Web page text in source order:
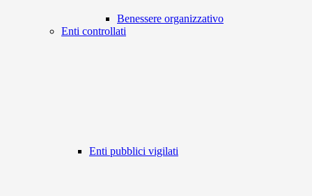
Benessere organizzativo
Enti controllati
Enti pubblici vigilati